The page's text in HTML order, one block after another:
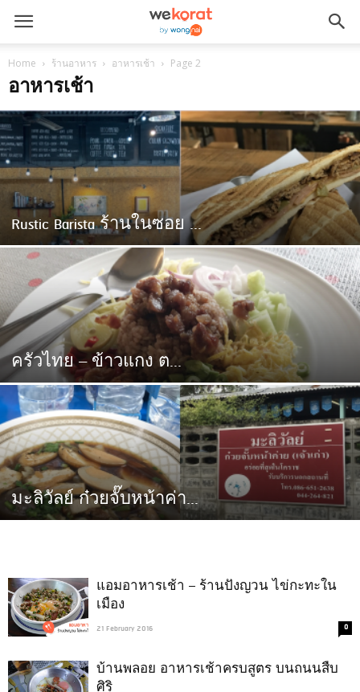
Home ร้านอาหาร อาหารเช้า Page 2
อาหารเช้า
Rustic Barista ร้านในซอย ...
ครัวไทย – ข้าวแกง ต...
มะลิวัลย์ ก๋วยจั๊บหน้าค่า...
แอมอาหารเช้า – ร้านปังญวน ไข่กะทะใน
เมือง
21 February 2016 0
บ้านพลอย อาหารเช้าครบสูตร บนถนนสืบ
ศิริ